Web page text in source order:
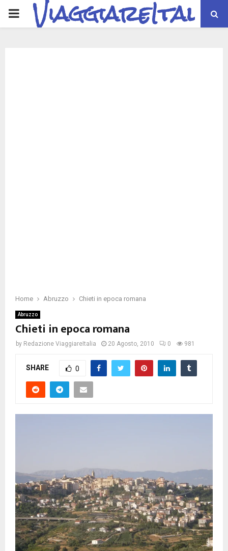
PRIMARYViaggiareItalia
Home Abruzzo Chieti in epoca romana
Abruzzo
Chieti in epoca romana
by Redazione ViaggiareItalia 20 Agosto, 2010 0 981
SHARE 0